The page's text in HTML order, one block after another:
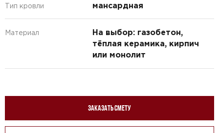
Тип кровли мансардная
Материал
На выбор: газобетон,
тёплая керамика, кирпич
или монолит
Заказать смету